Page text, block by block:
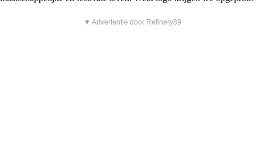
▼ Advertentie door Refinery89